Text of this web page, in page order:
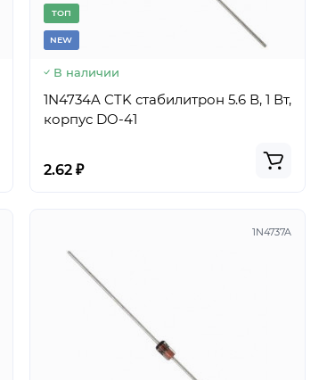
TОП
NEW
В наличии
1N4734A CTK стабилитрон 5.6 В, 1 Вт,
корпус DO-41
2.62 ₽
1N4737A